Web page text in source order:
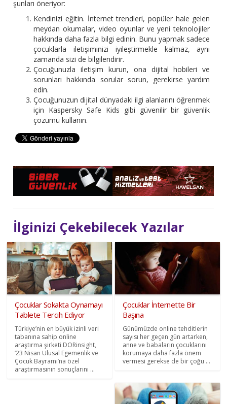
şunları öneriyor:
Kendinizi eğitin. İnternet trendleri, popüler hale gelen
meydan okumalar, video oyunlar ve yeni teknolojiler
hakkında daha fazla bilgi edinin. Bunu yapmak sadece
çocuklarla iletişiminizi iyileştirmekle kalmaz, aynı
zamanda sizi de bilgilendirir.
Çocuğunuzla iletişim kurun, ona dijital hobileri ve
sorunları hakkında sorular sorun, gerekirse yardım
edin.
Çocuğunuzun dijital dünyadaki ilgi alanlarını öğrenmek
için Kaspersky Safe Kids gibi güvenilir bir güvenlik
çözümü kullanın.
İlginizi Çekebilecek Yazılar
Çocuklar Sokakta Oynamayı
Tablete Tercih Ediyor
Türkiye’nin en büyük izinli veri
tabanına sahip online
araştırma şirketi DORinsight,
‘23 Nisan Ulusal Egemenlik ve
Çocuk Bayramı’na özel
araştırmasının sonuçlarını ...
Çocuklar İnternette Bir
Başına
Günümüzde online tehditlerin
sayısı her geçen gün artarken,
anne ve babaların çocuklarını
korumaya daha fazla önem
vermesi gerekse de bir çoğu ...